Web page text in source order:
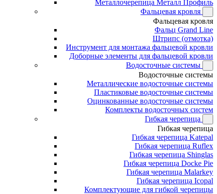
Металлочерепица Металл Профиль
Фальцевая кровля
Фальцевая кровля
Фальц Grand Line
Штрипс (отмотка)
Инструмент для монтажа фальцевой кровли
Доборные элементы для фальцевой кровли
Водосточные системы
Водосточные системы
Металлические водосточные системы
Пластиковые водосточные системы
Оцинкованные водосточные системы
Комплекты водосточных систем
Гибкая черепица
Гибкая черепица
Гибкая черепица Katepal
Гибкая черепица Ruflex
Гибкая черепица Shinglas
Гибкая черепица Docke Pie
Гибкая черепица Malarkey
Гибкая черепица Icopal
Комплектующие для гибкой черепицы